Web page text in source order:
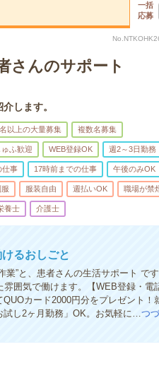
一括
応募
さんのサポート
します。
以上の大量募集 複数名募集
ゅふ歓迎 WEB登録OK 週2～3日勤務
仕事 17時前までの仕事 午後のみOK
服装自由 週払いOK 職場が禁
養士 介護士
るおしごと
”と、患者さんの生活サポート です
囲気で働けます。【WEB登録・電
カード2000円分をプレゼント！
試し2ヶ月勤務」OK。お気軽に…つ